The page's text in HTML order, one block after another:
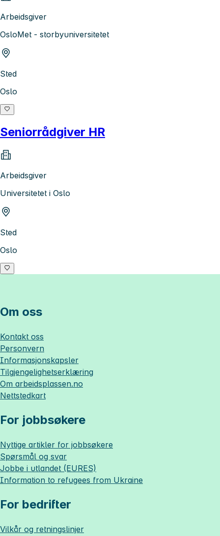
Arbeidsgiver
OsloMet - storbyuniversitetet
Sted
Oslo
Seniorrådgiver HR
Arbeidsgiver
Universitetet i Oslo
Sted
Oslo
Om oss
Kontakt oss
Personvern
Informasjonskapsler
Tilgjengelighetserklæring
Om arbeidsplassen.no
Nettstedkart
For jobbsøkere
Nyttige artikler for jobbsøkere
Spørsmål og svar
Jobbe i utlandet (EURES)
Information to refugees from Ukraine
For bedrifter
Vilkår og retningslinjer